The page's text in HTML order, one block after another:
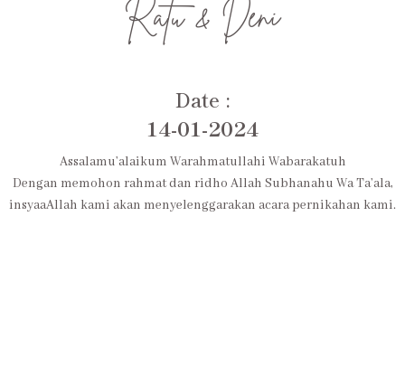
Ratu & Deni
Date :
14-01-2024
Assalamu’alaikum Warahmatullahi Wabarakatuh
Dengan memohon rahmat dan ridho Allah Subhanahu Wa Ta’ala,
insyaaAllah kami akan menyelenggarakan acara pernikahan kami.